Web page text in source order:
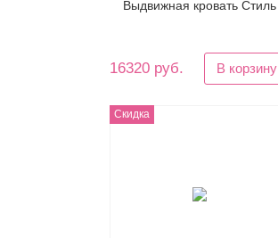
Выдвижная кровать Стиль
16320 руб. В корзину
Скидка